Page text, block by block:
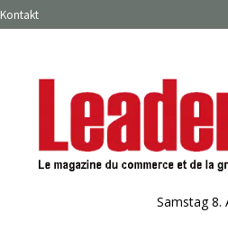
Kontakt
Samstag 8.